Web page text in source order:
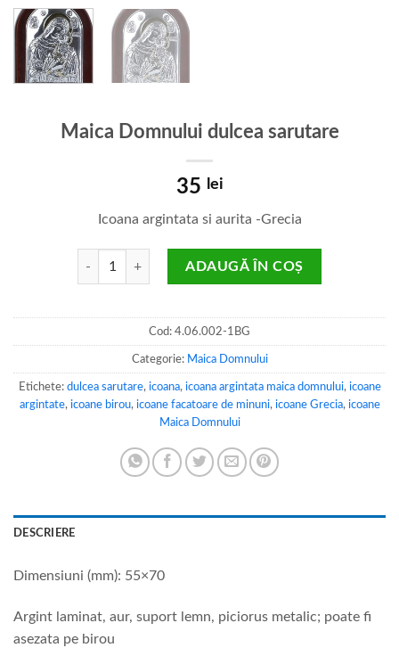
Maica Domnului dulcea sarutare
35 lei
Icoana argintata si aurita -Grecia
Cantitate Maica Domnului dulcea sarutare
ADAUGĂ ÎN COȘ
Cod: 4.06.002-1BG
Categorie: Maica Domnului
Etichete: dulcea sarutare, icoana, icoana argintata maica domnului, icoane
argintate, icoane birou, icoane facatoare de minuni, icoane Grecia, icoane
Maica Domnului
DESCRIERE
Dimensiuni (mm): 55×70
Argint laminat, aur, suport lemn, piciorus metalic; poate fi
asezata pe birou